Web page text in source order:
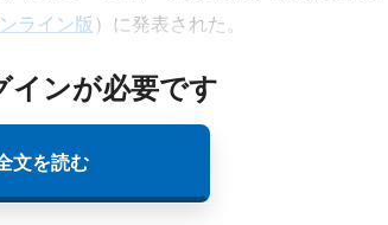
ライン版 ）に発表された。
インが必要です
文を読む